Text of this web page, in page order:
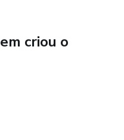
didáticos
tema
criou o